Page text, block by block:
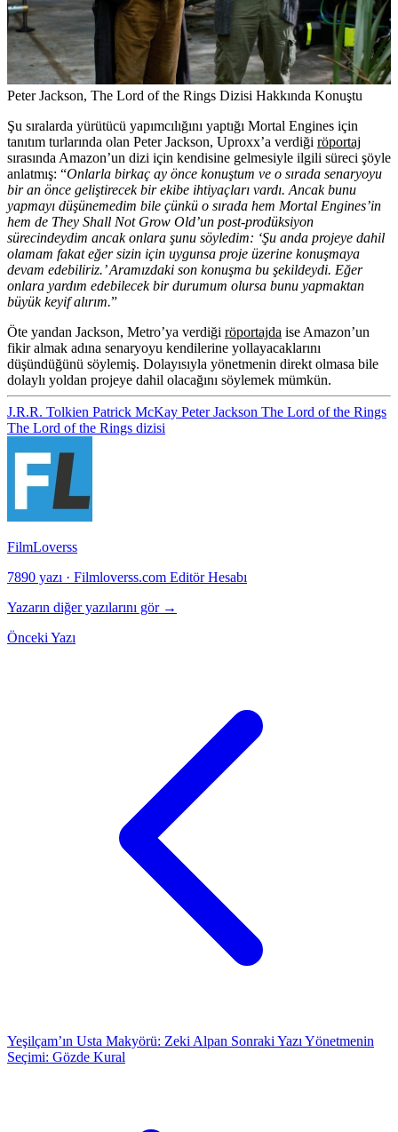
Peter Jackson, The Lord of the Rings Dizisi Hakkında Konuştu
Şu sıralarda yürütücü yapımcılığını yaptığı Mortal Engines için
tanıtım turlarında olan Peter Jackson, Uproxx’a verdiği röportaj
sırasında Amazon’un dizi için kendisine gelmesiyle ilgili süreci şöyle
anlatmış: “Onlarla birkaç ay önce konuştum ve o sırada senaryoyu
bir an önce geliştirecek bir ekibe ihtiyaçları vardı. Ancak bunu
yapmayı düşünemedim bile çünkü o sırada hem Mortal Engines’in
hem de They Shall Not Grow Old’un post-prodüksiyon
sürecindeydim ancak onlara şunu söyledim: ‘Şu anda projeye dahil
olamam fakat eğer sizin için uygunsa proje üzerine konuşmaya
devam edebiliriz.’ Aramızdaki son konuşma bu şekildeydi. Eğer
onlara yardım edebilecek bir durumum olursa bunu yapmaktan
büyük keyif alırım.”
Öte yandan Jackson, Metro’ya verdiği röportajda ise Amazon’un
fikir almak adına senaryoyu kendilerine yollayacaklarını
düşündüğünü söylemiş. Dolayısıyla yönetmenin direkt olmasa bile
dolaylı yoldan projeye dahil olacağını söylemek mümkün.
J.R.R. Tolkien Patrick McKay Peter Jackson The Lord of the Rings
The Lord of the Rings dizisi
FilmLoverss
7890 yazı · Filmloverss.com Editör Hesabı
Yazarın diğer yazılarını gör →
Önceki Yazı
Yeşilçam’ın Usta Makyörü: Zeki Alpan Sonraki Yazı Yönetmenin
Seçimi: Gözde Kural